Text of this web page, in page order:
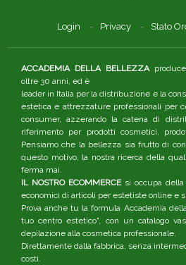
Login Privacy Stato
ACCADEMIA DELLA BELLEZZAproduce
oltre 30 anni, ed è
leader in Italia per la distribuzione e la
estetica e attrezzature professionali per
consumer, azzerando la catena di
riferimento per prodotti cosmetici,
Pensiamo che la bellezza sia frutto di
questo motivo, la nostra ricerca della
ferma mai.
IL NOSTRO ECOMMERCEsi occupa della
economici di articoli per estetiste online e
Prova anche tu la formula Accademia
tuo centro estetico", con un catalogo
depilazione alla cosmetica professionale.
Direttamente dalla fabbrica, senza
costi.